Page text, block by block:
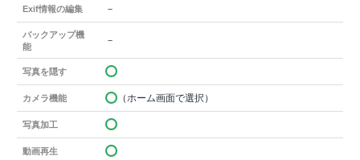
Exif情報の編集 －
バックアップ機
能
－
写真を隠す
カメラ機能 （ホーム画面で選択）
写真加工
動画再生